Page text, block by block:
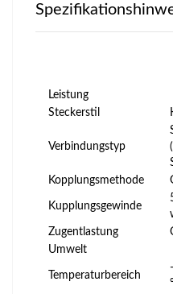
Leistung
Steckerstil
Verbindungstyp
Kopplungsmethode
Kupplungsgewinde
Zugentlastung
Umwelt
Temperaturbereich